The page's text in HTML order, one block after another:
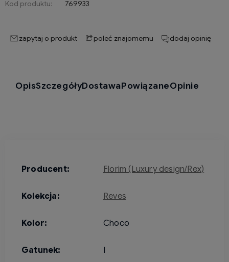
Kod produktu: 769933
zapytaj o produkt poleć znajomemu dodaj opinię
OpisSzczegółyDostawaPowiązaneOpinie
Producent: Florim (Luxury design/Rex)
Kolekcja: Reves
Kolor: Choco
Gatunek: I